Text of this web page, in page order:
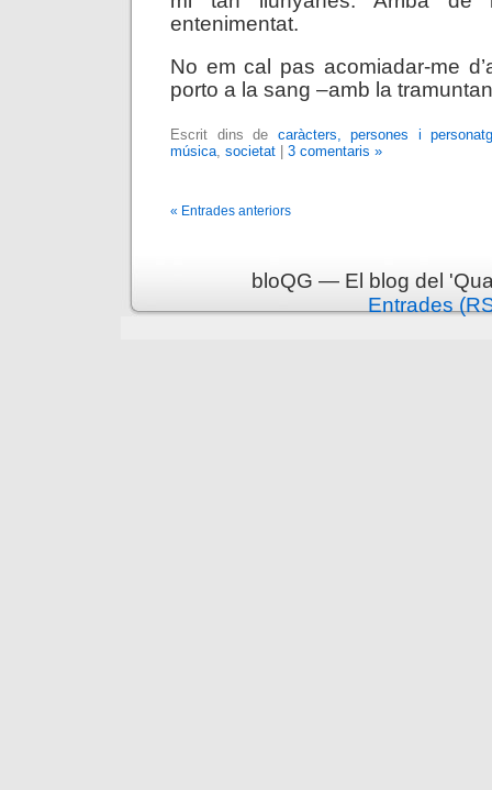
entenimentat.
No em cal pas acomiadar-me
porto a la sang –amb la
Escrit dins de caràcters, persones i
música societat | 3 comentaris »
« Entrades anteriors
bloQG — El blog del
Entrades